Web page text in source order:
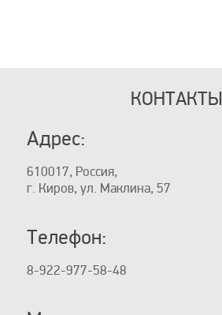
КОНТАКТЫ
Адрес:
610017, Россия,
г. Киров, ул. Маклина, 57
Телефон:
8-922-977-58-48